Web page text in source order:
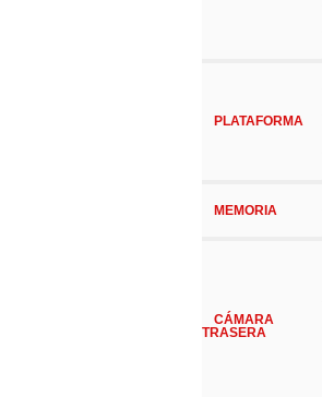
PLATAFORMA
MEMORIA
CÁMARA
TRASERA